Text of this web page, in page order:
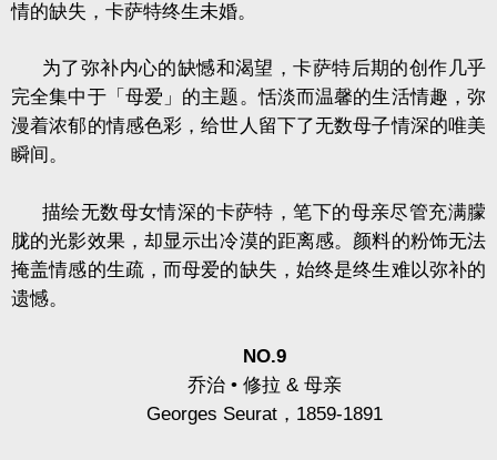
情的缺失，卡萨特终生未婚。
为了弥补内心的缺憾和渴望，卡萨特后期的创作几乎
完全集中于「母爱」的主题。恬淡而温馨的生活情趣，弥
漫着浓郁的情感色彩，给世人留下了无数母子情深的唯美
瞬间。
描绘无数母女情深的卡萨特，笔下的母亲尽管充满朦
胧的光影效果，却显示出冷漠的距离感。颜料的粉饰无法
掩盖情感的生疏，而母爱的缺失，始终是终生难以弥补的
遗憾。
NO.9
乔治• 修拉 & 母亲
Georges Seurat， 1859-1891